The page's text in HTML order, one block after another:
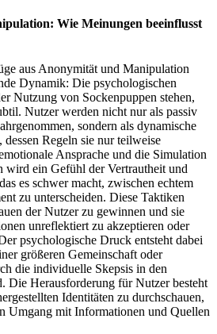
Wie Meinungen beeinflusst
aus Anonymität und Manipulation
Dynamik: Die psychologischen
Nutzung von Sockenpuppen stehen,
Nutzer werden nicht nur als passiv
sondern als dynamische
Regeln sie nur teilweise
Ansprache und die Simulation
wird ein Gefühl der Vertrautheit und
es schwer macht, zwischen echtem
zu unterscheiden. Diese Taktiken
der Nutzer zu gewinnen und sie
unreflektiert zu akzeptieren oder
psychologische Druck entsteht dabei
größeren Gemeinschaft oder
die individuelle Skepsis in den
Die Herausforderung für Nutzer besteht
Identitäten zu durchschauen,
Umgang mit Informationen und Quellen